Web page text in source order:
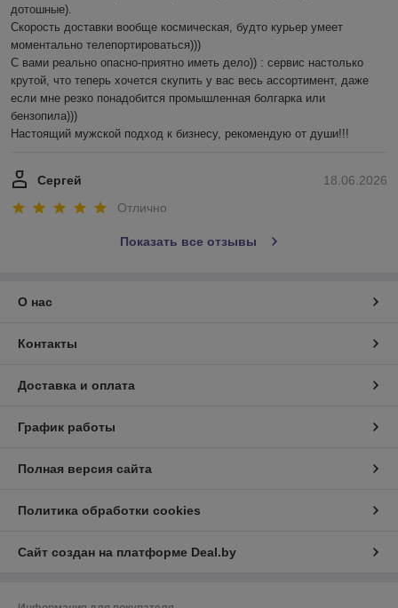
дотошные).
Скорость доставки вообще космическая, будто курьер умеет
моментально телепортироваться)))
С вами реально опасно-приятно иметь дело)) : сервис настолько
крутой, что теперь хочется скупить у вас весь ассортимент, даже
если мне резко понадобится промышленная болгарка или
бензопила)))
Настоящий мужской подход к бизнесу, рекомендую от души!!!
18.06.2026
Сергей
Отлично
Показать все отзывы
О нас
Контакты
Доставка и оплата
График работы
Полная версия сайта
Политика обработки cookies
Сайт создан на платформе Deal.by